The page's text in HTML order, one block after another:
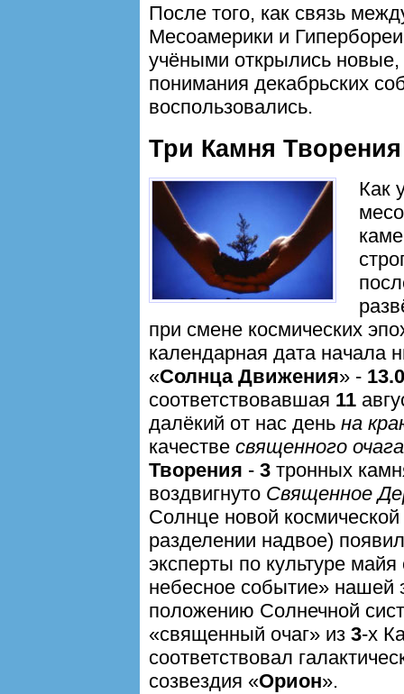
После того, как связь
Месоамерики и
учёными открылись
понимания декабрьских
воспользовались.
Три Камня Творения
Как
при смене космических
календарная дата начала
«Солнца Движения» -
соответствовавшая 11
далёкий от нас день на
качестве священного очага
Творения - 3 тронных
воздвигнуто Священное
Солнце новой космической
разделении надвое)
эксперты по культуре
небесное событие» нашей
положению Солнечной
«священный очаг» из 3-х
соответствовал
созвездия «Орион».